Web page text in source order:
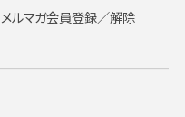
メルマガ会員登録／解除